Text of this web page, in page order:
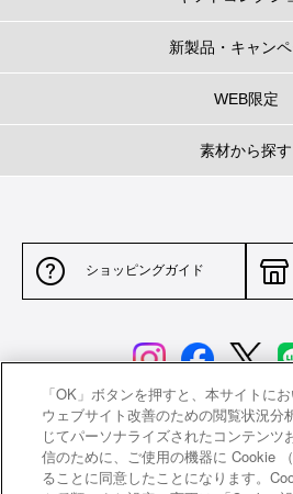
新製品・キャン
WEB限定
素材から探す
ショッピングガイド
サイトポリシー
並行輸入品について
「OK」ボタンを押すと、本サイトにお
ウェブサイト改善のための閲覧状況分
じてパーソナライズされたコンテンツ
信のために、ご使用の機器に Cookie
ることに同意したことになります。